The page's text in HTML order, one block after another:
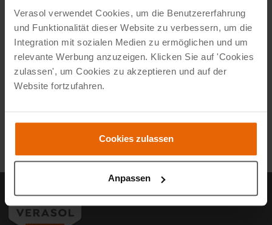
Verasol verwendet Cookies, um die Benutzererfahrung
und Funktionalität dieser Website zu verbessern, um die
Integration mit sozialen Medien zu ermöglichen und um
relevante Werbung anzuzeigen. Klicken Sie auf 'Cookies
zulassen', um Cookies zu akzeptieren und auf der
Website fortzufahren.
Cookies zulassen
Anpassen